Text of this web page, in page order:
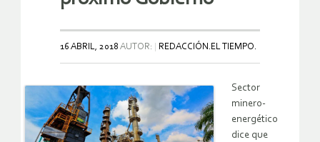
16 ABRIL, 2018 AUTOR: REDACCIÓN.EL TIEMPO.
Sector
minero-
energético
dice que